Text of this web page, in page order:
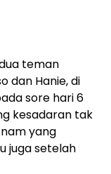
teman
dan Hanie, di
sore hari 6
kesadaran tak
yang
juga setelah